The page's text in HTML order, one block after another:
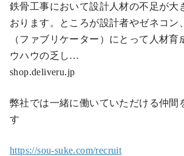
鉄骨工事において設計人材の不足が大
おります。ところが設計者やゼネコン
（ファブリケーター）にとって人材育
ウハウの乏し…
shop.deliveru.jp
弊社では一緒に働いていただける仲間
す
https://sou-suke.com/recruit